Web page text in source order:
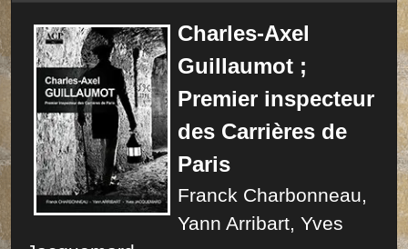
Charles-Axel
Guillaumot ;
Premier inspecteur
des Carrières de
Paris
Franck Charbonneau,
Yann Arribart, Yves